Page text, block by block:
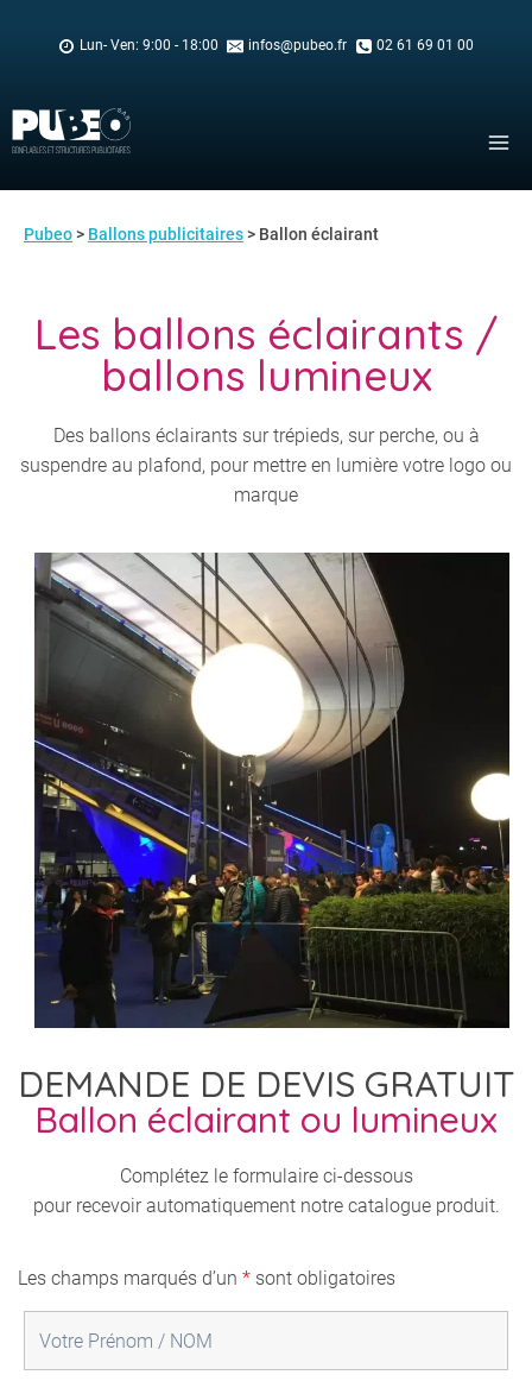
Lun- Ven: 9:00 - 18:00 infos@pubeo.fr 02 61 69 01 00
Pubeo> Ballons publicitaires> Ballon éclairant
Les ballons éclairants /
ballons lumineux
Des ballons éclairants sur trépieds, sur perche, ou à
suspendre au plafond, pour mettre en lumière votre logo ou
marque
DEMANDE DE DEVIS GRATUIT
Ballon éclairant ou lumineux
Complétez le formulaire ci-dessous
pour recevoir automatiquement notre catalogue produit.
Les champs marqués d’un * sont obligatoires